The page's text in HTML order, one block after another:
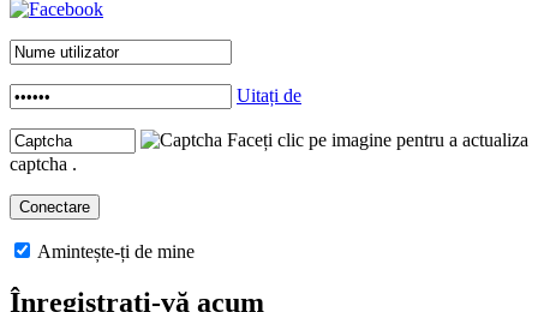
Uitați de
Faceți clic pe imagine pentru a actualiza
captcha .
Amintește-ți de mine
Înregistrați-vă acum